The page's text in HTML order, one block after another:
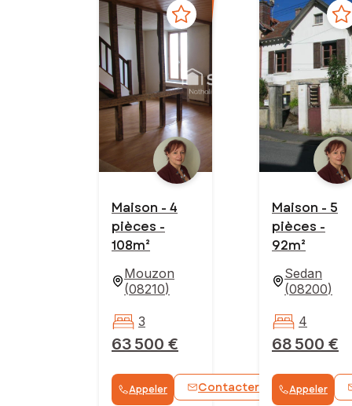
Maison - 4
pièces -
108m²
Mouzon
(08210)
63 500 €
3
Appeler Contacter WhatsApp
Maison - 5
pièces -
92m²
Sedan
(08200)
68 500 €
4
Appeler